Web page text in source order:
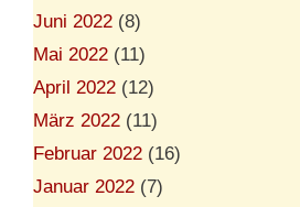
Juni 2022 (8)
Mai 2022 (11)
April 2022 (12)
März 2022 (11)
Februar 2022 (16)
Januar 2022 (7)